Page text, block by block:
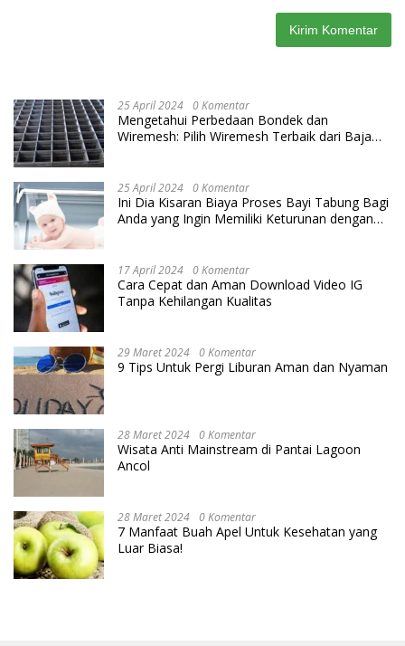
25 April 2024 0 Komentar
Mengetahui Perbedaan Bondek dan
Wiremesh: Pilih Wiremesh Terbaik dari Baja
25 April 2024 0 Komentar
Ini Dia Kisaran Biaya Proses Bayi Tabung Bagi
Anda yang Ingin Memiliki Keturunan dengan
17 April 2024 0 Komentar
Cara Cepat dan Aman Download Video IG
Tanpa Kehilangan Kualitas
29 Maret 2024 0 Komentar
9 Tips Untuk Pergi Liburan Aman dan Nyaman
28 Maret 2024 0 Komentar
Wisata Anti Mainstream di Pantai Lagoon
Ancol
28 Maret 2024 0 Komentar
7 Manfaat Buah Apel Untuk Kesehatan yang
Luar Biasa!